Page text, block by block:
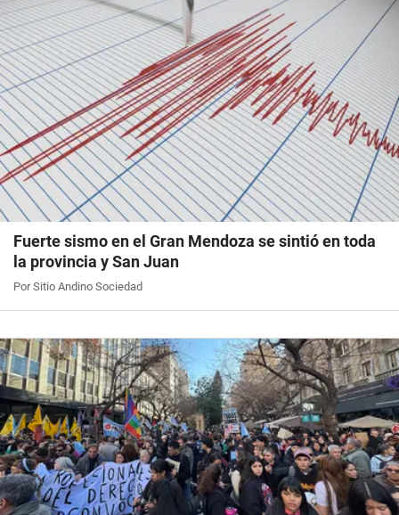
Fuerte sismo en el Gran Mendoza se sintió en toda
la provincia y San Juan
Por Sitio Andino Sociedad